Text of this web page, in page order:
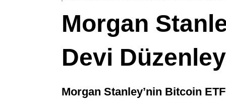
Morgan
Devi
Morgan Stanley’nin Bitcoin